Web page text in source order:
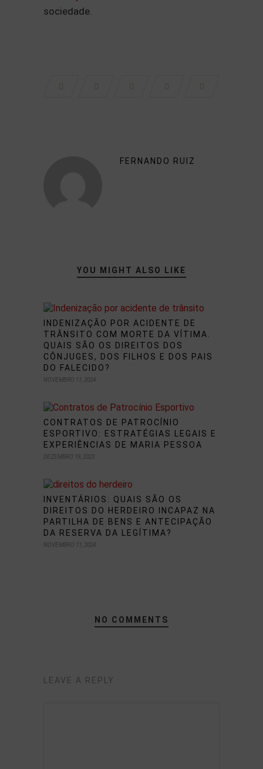
sociedade.
FERNANDO RUIZ
YOU MIGHT ALSO LIKE
INDENIZAÇÃO POR ACIDENTE DE
TRÂNSITO COM MORTE DA VÍTIMA.
QUAIS SÃO OS DIREITOS DOS
CÔNJUGES, DOS FILHOS E DOS PAIS
DO FALECIDO?
NOVEMBRO 11, 2024
CONTRATOS DE PATROCÍNIO
ESPORTIVO: ESTRATÉGIAS LEGAIS E
EXPERIÊNCIAS DE MARIA PESSOA
DEZEMBRO 19, 2023
INVENTÁRIOS: QUAIS SÃO OS
DIREITOS DO HERDEIRO INCAPAZ NA
PARTILHA DE BENS E ANTECIPAÇÃO
DA RESERVA DA LEGÍTIMA?
NOVEMBRO 11, 2024
NO COMMENTS
LEAVE A REPLY